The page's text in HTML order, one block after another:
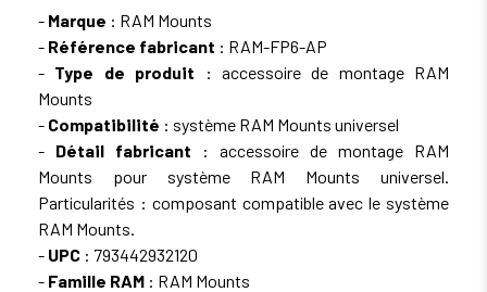
- Marque : RAM Mounts
- Référence fabricant : RAM-FP6-AP
- Type de produit : accessoire de montage RAM
Mounts
- Compatibilité : système RAM Mounts universel
- Détail fabricant : accessoire de montage RAM
Mounts pour système RAM Mounts universel.
Particularités : composant compatible avec le système
RAM Mounts.
- UPC : 793442932120
- Famille RAM : RAM Mounts